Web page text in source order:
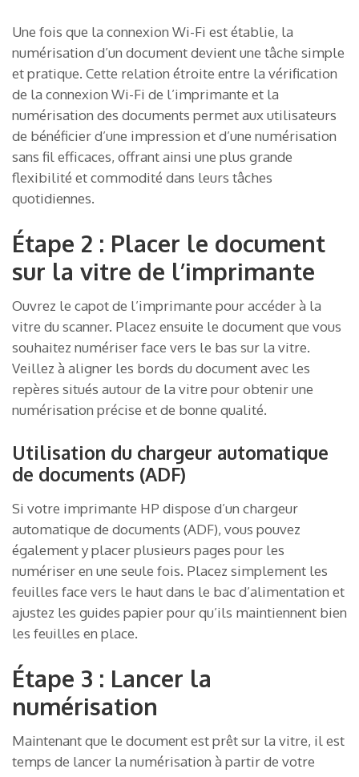
Une fois que la connexion Wi-Fi est établie, la
numérisation d’un document devient une tâche simple
et pratique. Cette relation étroite entre la vérification
de la connexion Wi-Fi de l’imprimante et la
numérisation des documents permet aux utilisateurs
de bénéficier d’une impression et d’une numérisation
sans fil efficaces, offrant ainsi une plus grande
flexibilité et commodité dans leurs tâches
quotidiennes.
Étape 2 : Placer le document
sur la vitre de l’imprimante
Ouvrez le capot de l’imprimante pour accéder à la
vitre du scanner. Placez ensuite le document que vous
souhaitez numériser face vers le bas sur la vitre.
Veillez à aligner les bords du document avec les
repères situés autour de la vitre pour obtenir une
numérisation précise et de bonne qualité.
Utilisation du chargeur automatique
de documents (ADF)
Si votre imprimante HP dispose d’un chargeur
automatique de documents (ADF), vous pouvez
également y placer plusieurs pages pour les
numériser en une seule fois. Placez simplement les
feuilles face vers le haut dans le bac d’alimentation et
ajustez les guides papier pour qu’ils maintiennent bien
les feuilles en place.
Étape 3 : Lancer la
numérisation
Maintenant que le document est prêt sur la vitre, il est
temps de lancer la numérisation à partir de votre